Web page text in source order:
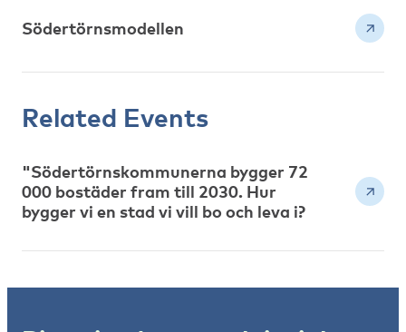
Södertörnsmodellen
Related Events
"Södertörnskommunerna bygger 72
000 bostäder fram till 2030. Hur
bygger vi en stad vi vill bo och leva i?